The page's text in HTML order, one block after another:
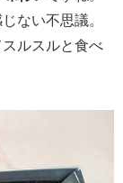
ない不思議。
ルスルと食べ